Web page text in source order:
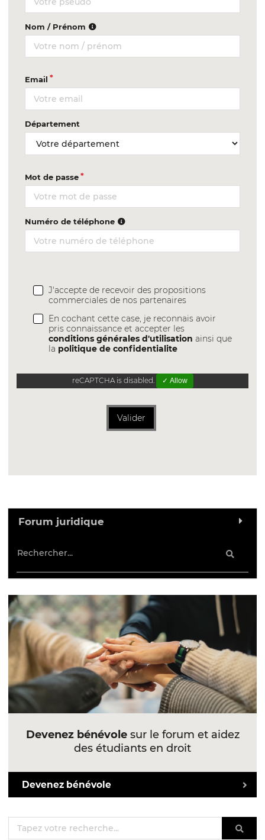
Nom / Prénom
Email
Département
Mot de passe
Numéro de téléphone
J'accepte de recevoir des propositions
commerciales de nos partenaires
En cochant cette case, je reconnais avoir
pris connaissance et accepter les
conditions générales d'utilisation ainsi que
la politique de confidentialite
reCAPTCHA is disabled. ✓ Allow
Valider
Forum juridique
Devenez bénévolesur le forum et aidez
des étudiants en droit
Devenez bénévole